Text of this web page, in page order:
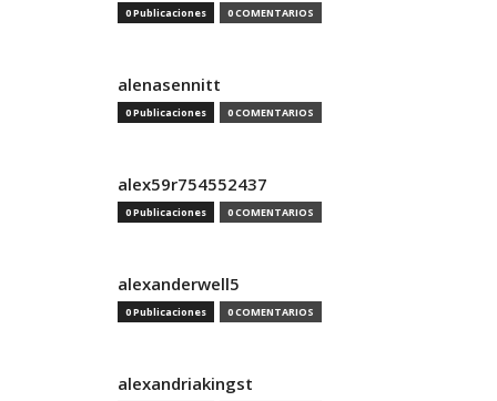
0 Publicaciones 0 COMENTARIOS
alenasennitt
0 Publicaciones 0 COMENTARIOS
alex59r754552437
0 Publicaciones 0 COMENTARIOS
alexanderwell5
0 Publicaciones 0 COMENTARIOS
alexandriakingst